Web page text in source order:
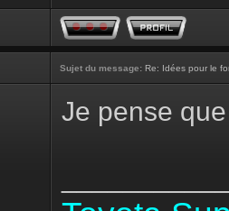
Sujet du message: Re: Idées pour le
Je pense